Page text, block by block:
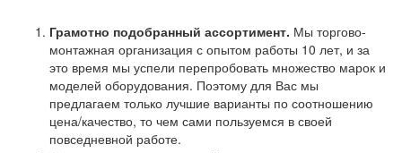
Грамотно подобранный ассортимент. Мы торгово-
монтажная организация с опытом работы 10 лет, и за
это время мы успели перепробовать множество марок и
моделей оборудования. Поэтому для Вас мы
предлагаем только лучшие варианты по соотношению
цена/качество, то чем сами пользуемся в своей
повседневной работе.